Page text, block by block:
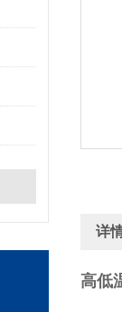
详
高低